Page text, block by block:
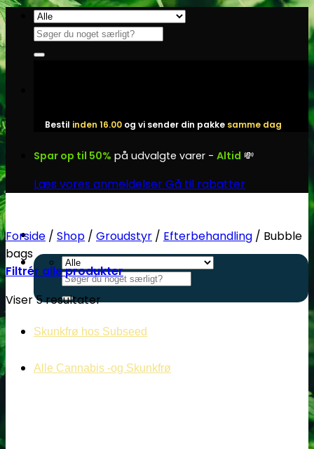
Fortsæt
indhold
Søg
efter:
Bestil inden 16.00 og vi sender din pakke samme dag
Spar op til 50% på udvalgte varer - Altid 💸
Læs vores anmeldelserGå til rabatter
Søg
efter:
Skunkfrø hos Subseed
Alle Cannabis -og Skunkfrø
Forside / Shop / Groudstyr / Efterbehandling / Bubble
bags
Filtrér alle produkter
Viser 5 resultater